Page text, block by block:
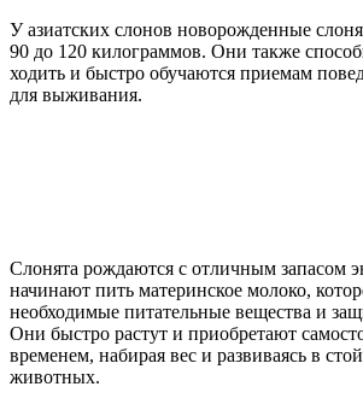
У азиатских слонов новорожденные
90 до 120 килограммов. Они также
ходить и быстро обучаются приемам
для выживания.
Слонята рождаются с отличным запасом
начинают пить материнское молоко,
необходимые питательные вещества и
Они быстро растут и приобретают
временем, набирая вес и развиваясь в
животных.